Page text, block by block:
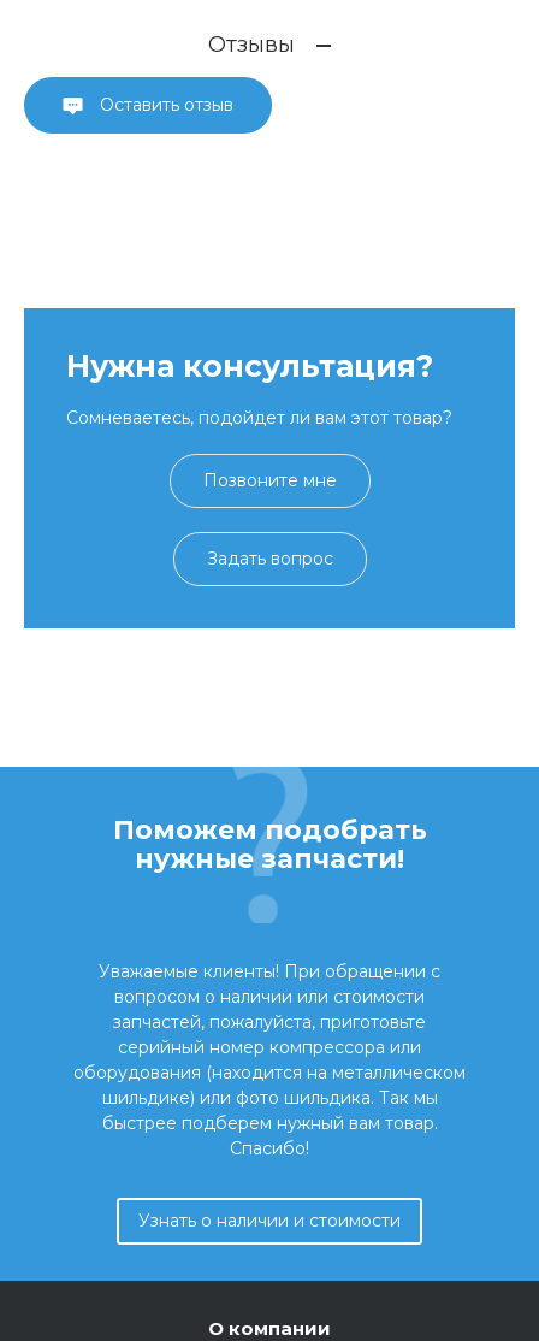
Отзывы
Оставить отзыв
Нужна консультация?
Сомневаетесь, подойдет ли вам этот товар?
Позвоните мне
Задать вопрос
Поможем подобрать
нужные запчасти!
Уважаемые клиенты! При обращении с
вопросом о наличии или стоимости
запчастей, пожалуйста, приготовьте
серийный номер компрессора или
оборудования (находится на металлическом
шильдике) или фото шильдика. Так мы
быстрее подберем нужный вам товар.
Спасибо!
Узнать о наличии и стоимости
О компании